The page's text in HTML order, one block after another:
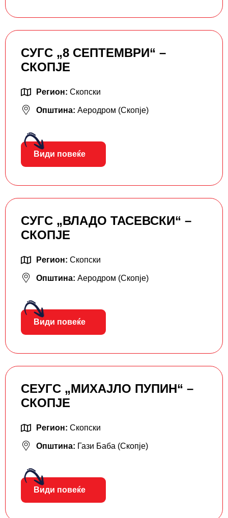
СУГС „8 СЕПТЕМВРИ“ –
СКОПЈЕ
Регион: Скопски
Општина: Аеродром (Скопје)
Види повеќе
СУГС „ВЛАДО ТАСЕВСКИ“ –
СКОПЈЕ
Регион: Скопски
Општина: Аеродром (Скопје)
Види повеќе
СЕУГС „МИХАЈЛО ПУПИН“ –
СКОПЈЕ
Регион: Скопски
Општина: Гази Баба (Скопје)
Види повеќе